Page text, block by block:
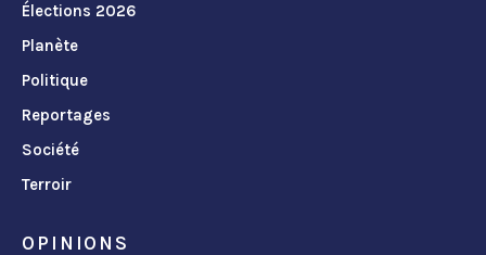
Élections 2026
Planète
Politique
Reportages
Société
Terroir
OPINIONS